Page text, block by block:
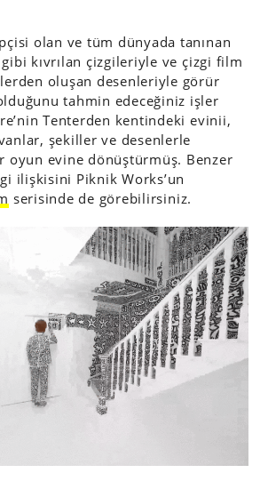
olan ve tüm dünyada tanınan
kıvrılan çizgileriyle ve çizgi film
oluşan desenleriyle görür
tahmin edeceğiniz işler
Tenterden kentindeki evinii,
şekiller ve desenlerle
oyun evine dönüştürmüş. Benzer
ilişkisini Piknik Works’un
serisinde de görebilirsiniz.